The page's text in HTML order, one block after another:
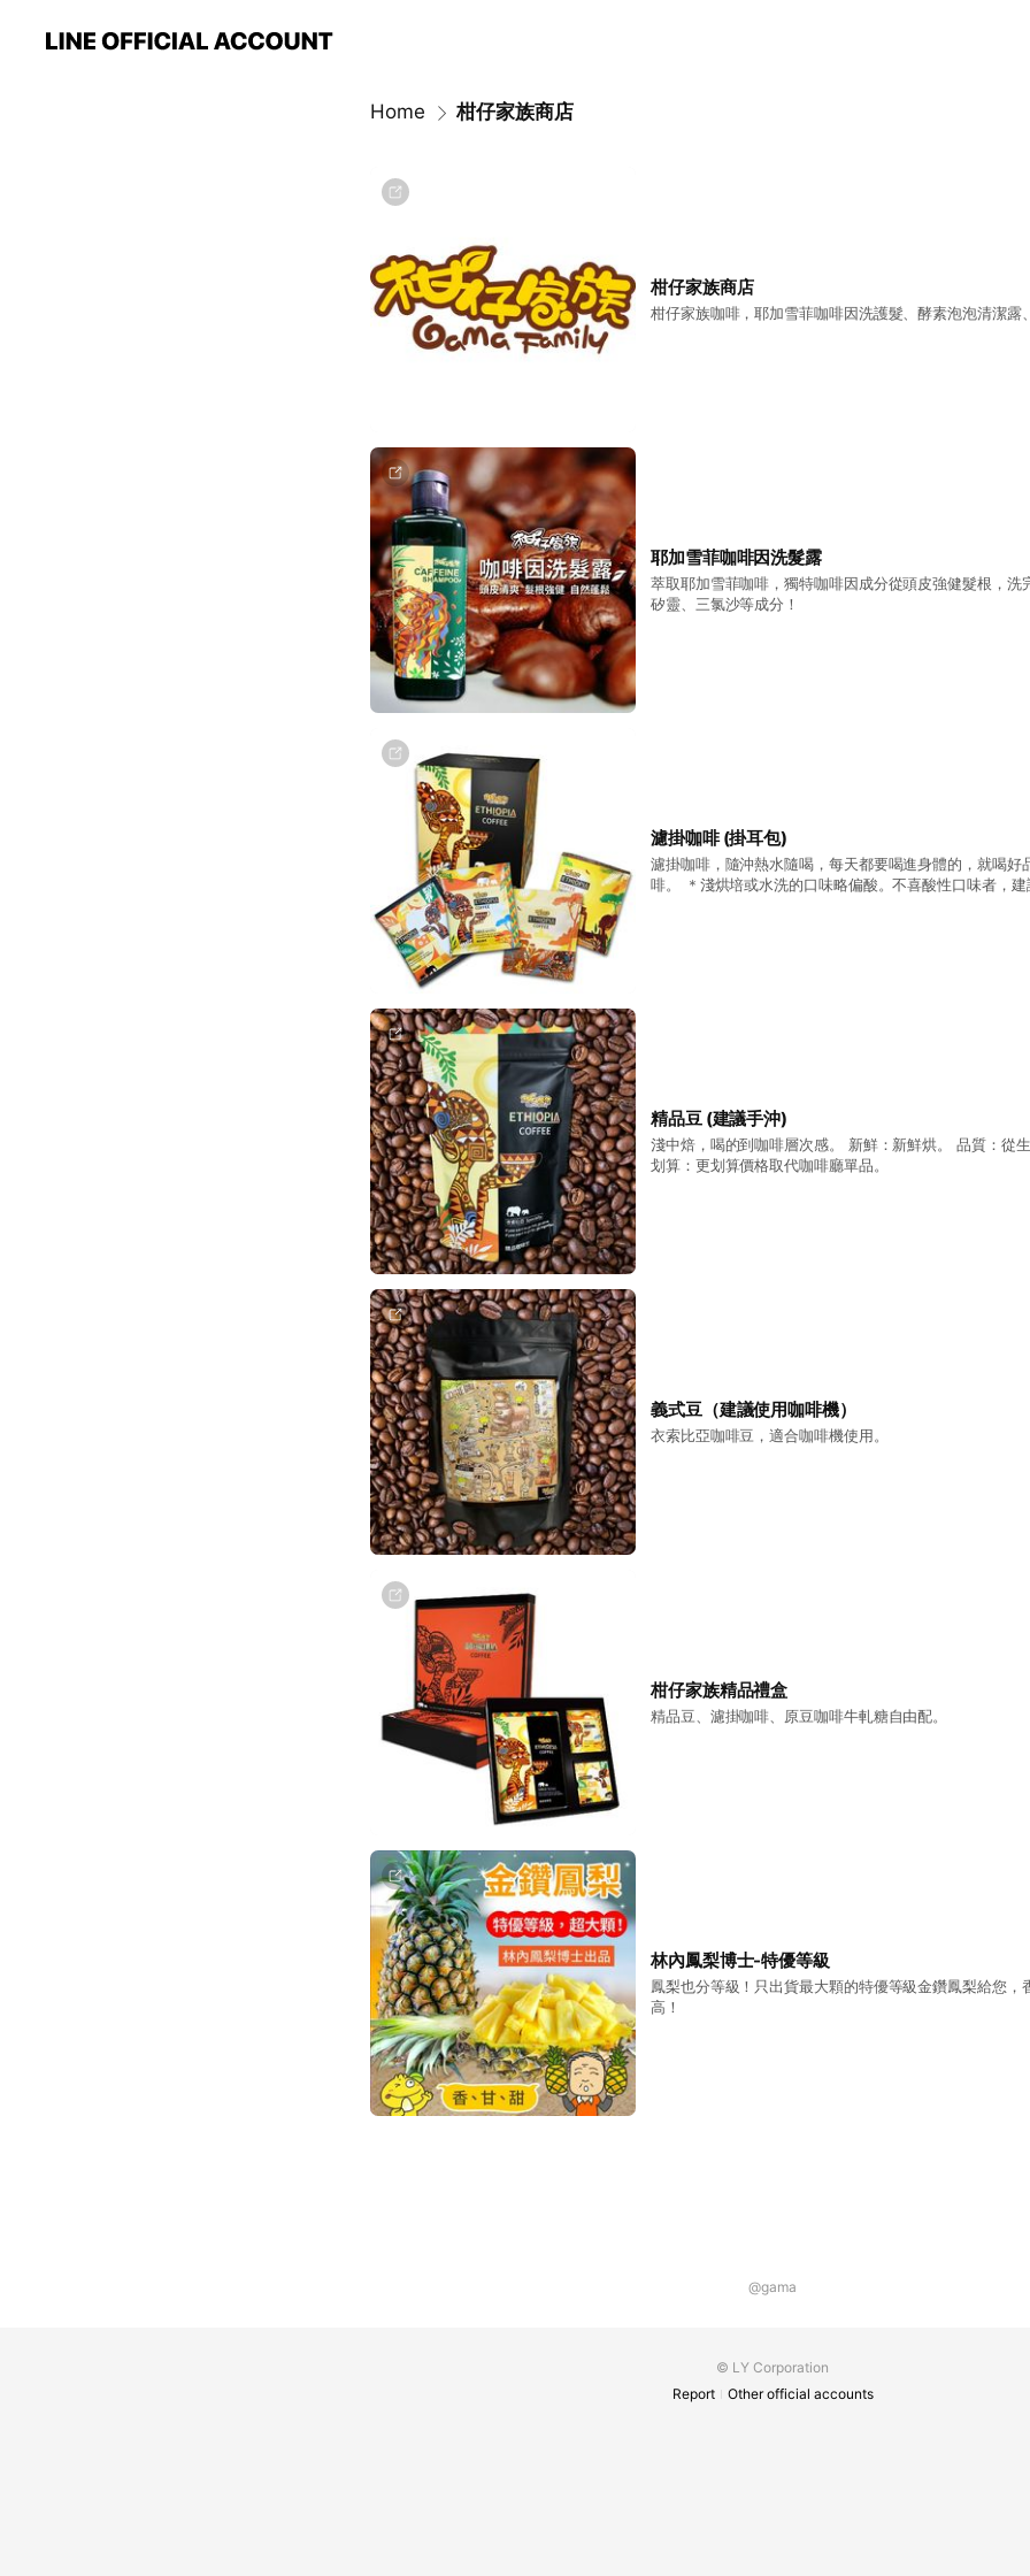
Home 柑仔家族商店
柑仔家族商店
柑仔家族咖啡，耶加雪菲咖啡因洗護髮、酵素泡泡清潔露
耶加雪菲咖啡因洗髮露
萃取耶加雪菲咖啡，獨特咖啡因成分從頭皮強健髮根，洗
矽靈、三氯沙等成分！
濾掛咖啡 (掛耳包)
濾掛咖啡，隨沖熱水隨喝，每天都要喝進身體的，就喝好
啡。 ＊淺烘培或水洗的口味略偏酸。不喜酸性口味者，
精品豆 (建議手沖)
淺中焙，喝的到咖啡層次感。 新鮮：新鮮烘。 品質：從生
划算：更划算價格取代咖啡廳單品。
義式豆（建議使用咖啡機）
衣索比亞咖啡豆，適合咖啡機使用。
柑仔家族精品禮盒
精品豆、濾掛咖啡、原豆咖啡牛軋糖自由配。
林內鳳梨博士-特優等級
鳳梨也分等級！只出貨最大顆的特優等級金鑽鳳梨給您，
高！
@gama
© LY Corporation
Report
Other official accounts